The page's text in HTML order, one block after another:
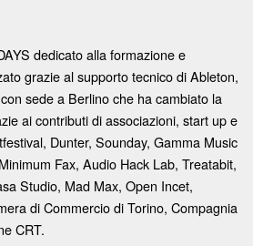
dedicato alla formazione e
grazie al supporto tecnico di Ableton,
sede a Berlino che ha cambiato la
ai contributi di associazioni, start up e
Dunter, Sounday, Gamma Music
Fax, Audio Hack Lab, Treatabit,
Studio, Mad Max, Open Incet,
di Commercio di Torino, Compagnia
CRT.